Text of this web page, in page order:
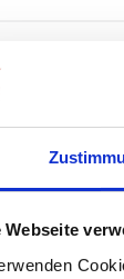
Webseite